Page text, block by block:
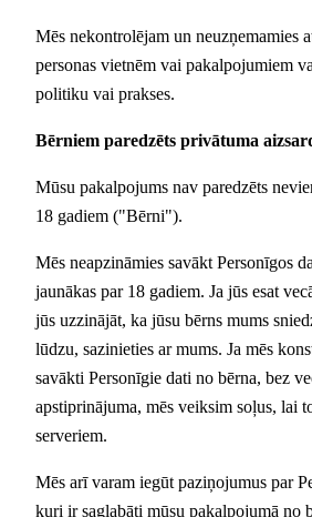
Mēs nekontrolējam un neuzņemamies
personas vietnēm vai pakalpojumiem
politiku vai prakses.
Bērniem paredzēts privātuma
Mūsu pakalpojums nav paredzēts
18 gadiem ("Bērni").
Mēs neapzināmies savākt Personīgos
jaunākas par 18 gadiem. Ja jūs esat
jūs uzzinājāt, ka jūsu bērns mums
lūdzu, sazinieties ar mums. Ja mēs
savākti Personīgie dati no bērna, bez
apstiprinājuma, mēs veiksim soļus, lai
serveriem.
Mēs arī varam iegūt paziņojumus par
kuri ir saglabāti mūsu pakalpojumā no